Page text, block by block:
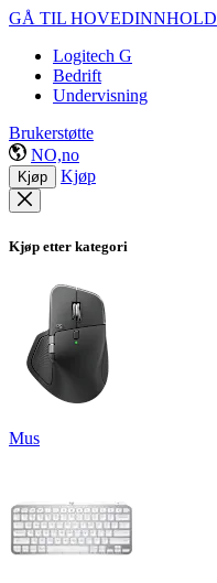
GÅ TIL HOVEDINNHOLD
Logitech G
Bedrift
Undervisning
Brukerstøtte
NO,no
Kjøp Kjøp
Kjøp etter kategori
Mus